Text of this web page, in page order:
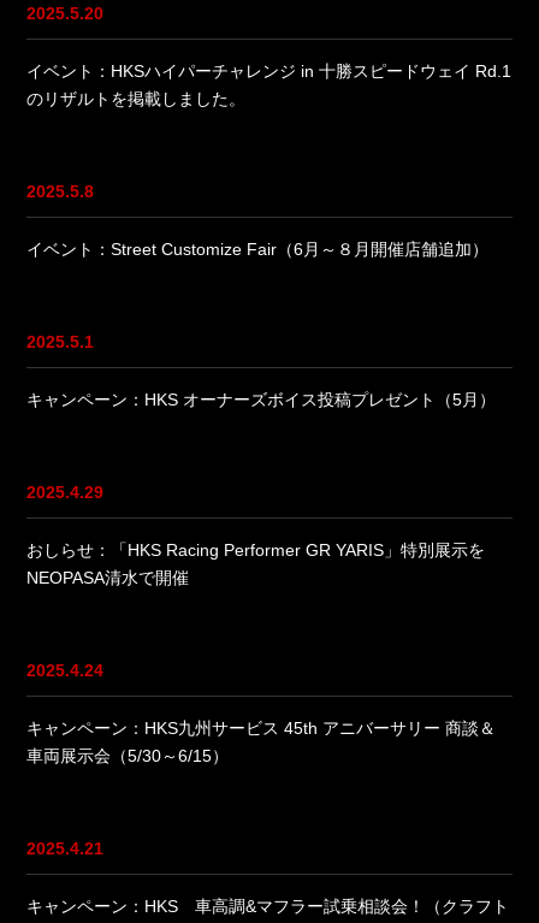
2025.5.20
イベント：HKSハイパーチャレンジ in 十勝スピードウェイ Rd.1
のリザルトを掲載しました。
2025.5.8
イベント：Street Customize Fair（6月～８月開催店舗追加）
2025.5.1
キャンペーン：HKS オーナーズボイス投稿プレゼント（5月）
2025.4.29
おしらせ：「HKS Racing Performer GR YARIS」特別展示を
NEOPASA清水で開催
2025.4.24
キャンペーン：HKS九州サービス 45th アニバーサリー 商談＆
車両展示会（5/30～6/15）
2025.4.21
キャンペーン：HKS 車高調&マフラー試乗相談会！（クラフト